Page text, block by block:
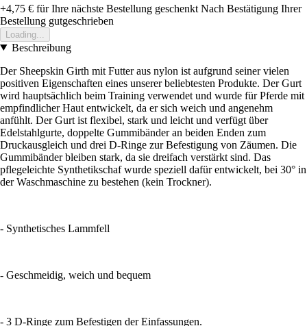
+4,75 € für Ihre nächste Bestellung geschenkt Nach Bestätigung Ihrer
Bestellung gutgeschrieben
Loading...
Beschreibung
Der Sheepskin Girth mit Futter aus nylon ist aufgrund seiner vielen
positiven Eigenschaften eines unserer beliebtesten Produkte. Der Gurt
wird hauptsächlich beim Training verwendet und wurde für Pferde mit
empfindlicher Haut entwickelt, da er sich weich und angenehm
anfühlt. Der Gurt ist flexibel, stark und leicht und verfügt über
Edelstahlgurte, doppelte Gummibänder an beiden Enden zum
Druckausgleich und drei D-Ringe zur Befestigung von Zäumen. Die
Gummibänder bleiben stark, da sie dreifach verstärkt sind. Das
pflegeleichte Synthetikschaf wurde speziell dafür entwickelt, bei 30° in
der Waschmaschine zu bestehen (kein Trockner).
- Synthetisches Lammfell
- Geschmeidig, weich und bequem
- 3 D-Ringe zum Befestigen der Einfassungen.